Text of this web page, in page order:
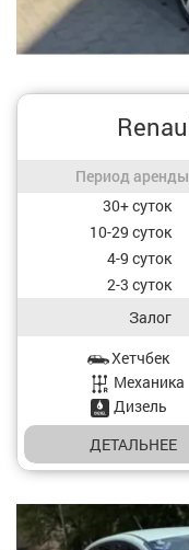
Период аренды / Цена
Период аренды
Стоимость, в30+ суток
10-29 суток
4-9 суток
2-3 суток
Залог
Характеристики авто
Хетчбек
Mеханика
Дизель
ДЕТАЛЬНЕЕ